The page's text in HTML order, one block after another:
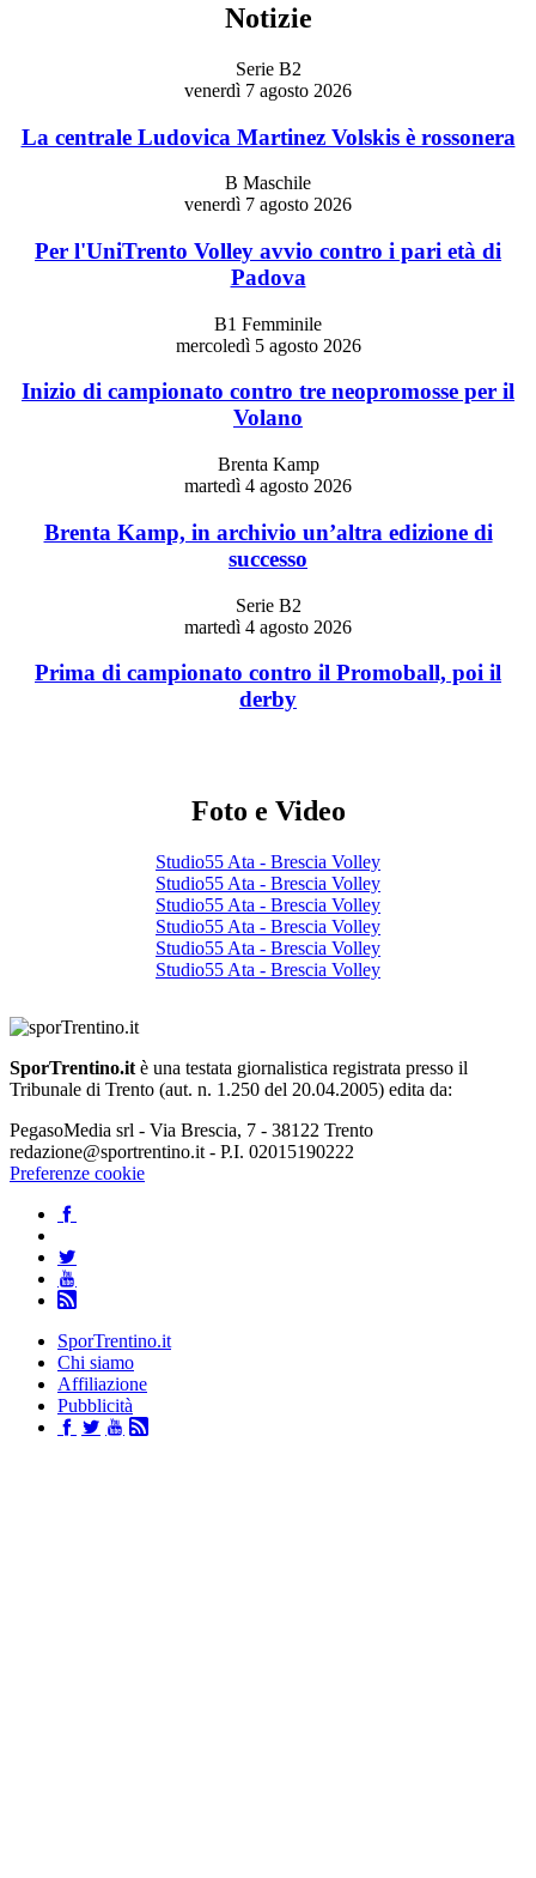
Notizie
Serie B2
venerdì 7 agosto 2026
La centrale Ludovica Martinez Volskis è rossonera
B Maschile
venerdì 7 agosto 2026
Per l'UniTrento Volley avvio contro i pari età di
Padova
B1 Femminile
mercoledì 5 agosto 2026
Inizio di campionato contro tre neopromosse per il
Volano
Brenta Kamp
martedì 4 agosto 2026
Brenta Kamp, in archivio un’altra edizione di
successo
Serie B2
martedì 4 agosto 2026
Prima di campionato contro il Promoball, poi il
derby
Foto e Video
Studio55 Ata - Brescia Volley
Studio55 Ata - Brescia Volley
Studio55 Ata - Brescia Volley
Studio55 Ata - Brescia Volley
Studio55 Ata - Brescia Volley
Studio55 Ata - Brescia Volley
SporTrentino.it è una testata giornalistica registrata presso il
Tribunale di Trento (aut. n. 1.250 del 20.04.2005) edita da:
PegasoMedia srl - Via Brescia, 7 - 38122 Trento
redazione@sportrentino.it - P.I. 02015190222
Preferenze cookie
SporTrentino.it
Chi siamo
Affiliazione
Pubblicità